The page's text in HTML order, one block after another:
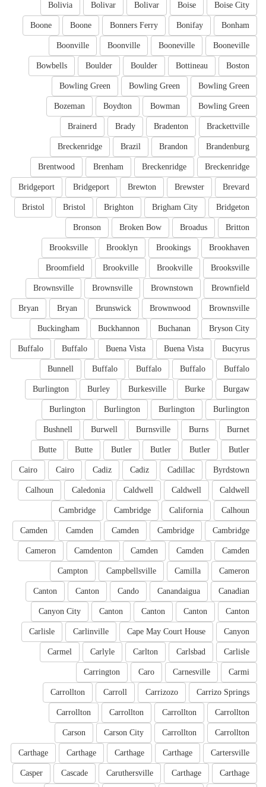
Boise City
Boise
Bolivar
Bolivar
Bolivia
Bonham
Bonifay
Bonners Ferry
Boone
Boone
Booneville
Booneville
Boonville
Boonville
Boston
Bottineau
Boulder
Boulder
Bowbells
Bowling Green
Bowling Green
Bowling Green
Bowling Green
Bowman
Boydton
Bozeman
Brackettville
Bradenton
Brady
Brainerd
Brandenburg
Brandon
Brazil
Breckenridge
Breckenridge
Breckenridge
Brenham
Brentwood
Brevard
Brewster
Brewton
Bridgeport
Bridgeport
Bridgeton
Brigham City
Brighton
Bristol
Bristol
Britton
Broadus
Broken Bow
Bronson
Brookhaven
Brookings
Brooklyn
Brooksville
Brooksville
Brookville
Brookville
Broomfield
Brownfield
Brownstown
Brownsville
Brownsville
Brownsville
Brownwood
Brunswick
Bryan
Bryan
Bryson City
Buchanan
Buckhannon
Buckingham
Bucyrus
Buena Vista
Buena Vista
Buffalo
Buffalo
Buffalo
Buffalo
Buffalo
Buffalo
Bunnell
Burgaw
Burke
Burkesville
Burley
Burlington
Burlington
Burlington
Burlington
Burlington
Burnet
Burns
Burnsville
Burwell
Bushnell
Butler
Butler
Butler
Butler
Butte
Butte
Byrdstown
Cadillac
Cadiz
Cadiz
Cairo
Cairo
Caldwell
Caldwell
Caldwell
Caledonia
Calhoun
Calhoun
California
Cambridge
Cambridge
Cambridge
Cambridge
Camden
Camden
Camden
Camden
Camden
Camden
Camdenton
Cameron
Cameron
Camilla
Campbellsville
Campton
Canadian
Canandaigua
Cando
Canton
Canton
Canton
Canton
Canton
Canton
Canyon City
Canyon
Cape May Court House
Carlinville
Carlisle
Carlisle
Carlsbad
Carlton
Carlyle
Carmel
Carmi
Carnesville
Caro
Carrington
Carrizo Springs
Carrizozo
Carroll
Carrollton
Carrollton
Carrollton
Carrollton
Carrollton
Carrollton
Carrollton
Carson City
Carson
Cartersville
Carthage
Carthage
Carthage
Carthage
Carthage
Carthage
Caruthersville
Cascade
Casper